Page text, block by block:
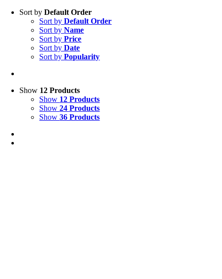
Sort byDefault Order
Sort byDefault Order
Sort byName
Sort byPrice
Sort byDate
Sort byPopularity
Show 12 Products
Show 12 Products
Show24 Products
Show36 Products